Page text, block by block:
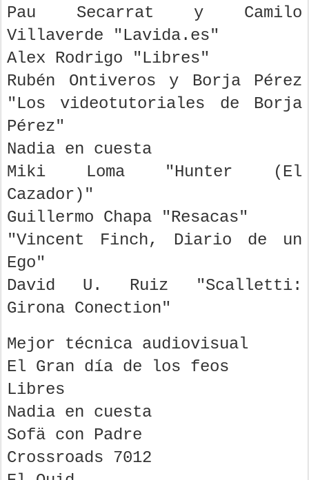
Pau Secarrat y Camilo
Villaverde "Lavida.es"
Alex Rodrigo "Libres"
Rubén Ontiveros y Borja Pérez
"Los videotutoriales de Borja
Pérez"
Nadia en cuesta
Miki Loma "Hunter (El
Cazador)"
Guillermo Chapa "Resacas"
"Vincent Finch, Diario de un
Ego"
David U. Ruiz "Scalletti:
Girona Conection"
Mejor técnica audiovisual
El Gran día de los feos
Libres
Nadia en cuesta
Sofä con Padre
Crossroads 7012